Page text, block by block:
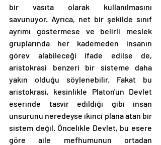
bir vasıta olarak kullanılmasını
savunuyor. Ayrıca, net bir şekilde sınıf
ayrımı göstermese ve belirli meslek
gruplarında her kademeden insanın
görev alabileceği ifade edilse de,
aristokrasi benzeri bir sisteme daha
yakın olduğu söylenebilir. Fakat bu
aristokrasi, kesinlikle Platon'un Devlet
eserinde tasvir edildiği gibi insan
unsurunu neredeyse ikinci plana atan bir
sistem değil. Öncelikle Devlet, bu esere
göre aile mefhumunun ortadan